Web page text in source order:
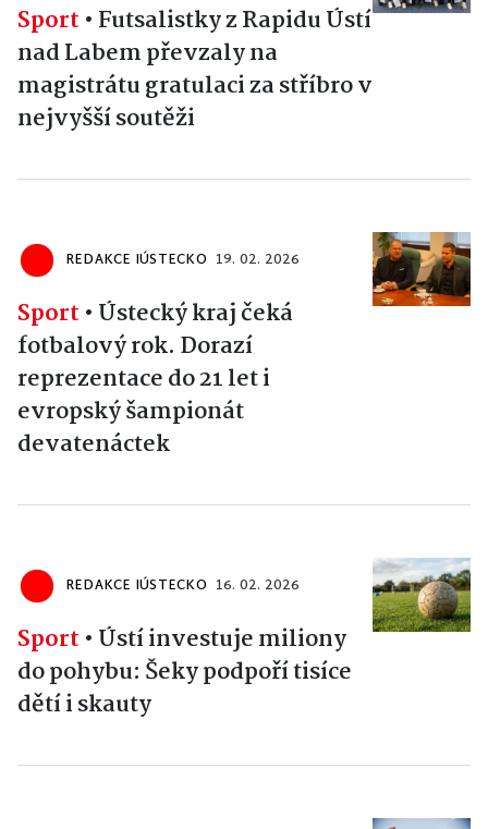
Sport • Futsalistky z Rapidu Ústí
nad Labem převzaly na
magistrátu gratulaci za stříbro v
nejvyšší soutěži
REDAKCE IÚSTECKO 19. 02. 2026
Sport • Ústecký kraj čeká
fotbalový rok. Dorazí
reprezentace do 21 let i
evropský šampionát
devatenáctek
REDAKCE IÚSTECKO 16. 02. 2026
Sport • Ústí investuje miliony
do pohybu: Šeky podpoří tisíce
dětí i skauty